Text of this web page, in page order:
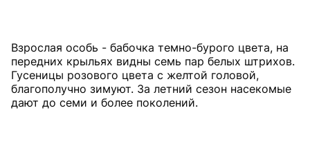
Взрослая особь - бабочка темно-бурого цвета, на
передних крыльях видны семь пар белых штрихов.
Гусеницы розового цвета с желтой головой,
благополучно зимуют. За летний сезон насекомые
дают до семи и более поколений.